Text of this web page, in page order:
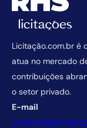
Licitação.com.br é
atua no mercado
contribuições
o setor privado.
E-mail